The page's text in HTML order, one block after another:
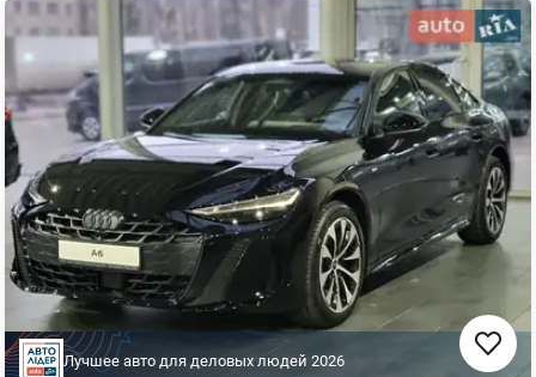
Лучшее авто для деловых людей 2026